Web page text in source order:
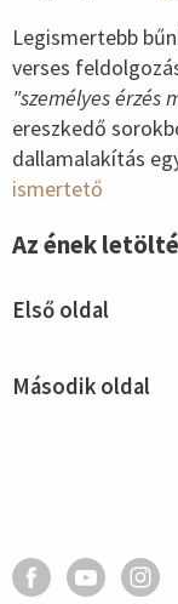
Legismertebb
verses
"személyes érzés
ereszkedő
dallamalakítás
ismertető
Az ének
Első oldal
Második oldal